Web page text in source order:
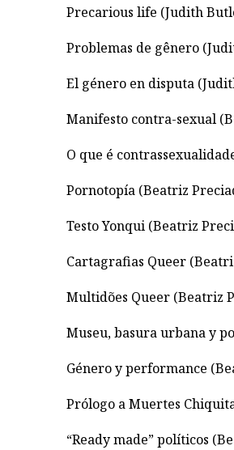
Precarious life (Judith
Problemas de gênero
El género en disputa
Manifesto contra-sexual
O que é
Pornotopía (Beatriz
Testo Yonqui (Beatriz
Cartagrafias Queer
Multidões Queer (Beatriz
Museu, basura urbana y
Género y performance
Prólogo a Muertes
“Ready made” políticos